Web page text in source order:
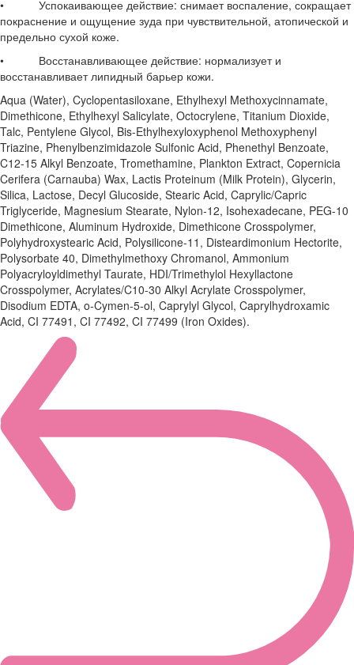
• Успокаивающее действие: снимает воспаление, сокращает
покраснение и ощущение зуда при чувствительной, атопической и
предельно сухой коже.
• Восстанавливающее действие: нормализует и
восстанавливает липидный барьер кожи.
Aqua (Water), Cyclopentasiloxane, Ethylhexyl Methoxycinnamate,
Dimethicone, Ethylhexyl Salicylate, Octocrylene, Titanium Dioxide,
Talc, Pentylene Glycol, Bis-Ethylhexyloxyphenol Methoxyphenyl
Triazine, Phenylbenzimidazole Sulfonic Acid, Phenethyl Benzoate,
C12-15 Alkyl Benzoate, Tromethamine, Plankton Extract, Copernicia
Cerifera (Carnauba) Wax, Lactis Proteinum (Milk Protein), Glycerin,
Silica, Lactose, Decyl Glucoside, Stearic Acid, Caprylic/Capric
Triglyceride, Magnesium Stearate, Nylon-12, Isohexadecane, PEG-10
Dimethicone, Aluminum Hydroxide, Dimethicone Crosspolymer,
Polyhydroxystearic Acid, Polysilicone-11, Disteardimonium Hectorite,
Polysorbate 40, Dimethylmethoxy Chromanol, Ammonium
Polyacryloyldimethyl Taurate, HDI/Trimethylol Hexyllactone
Crosspolymer, Acrylates/C10-30 Alkyl Acrylate Crosspolymer,
Disodium EDTA, o-Cymen-5-ol, Caprylyl Glycol, Caprylhydroxamic
Acid, CI 77491, CI 77492, CI 77499 (Iron Oxides).